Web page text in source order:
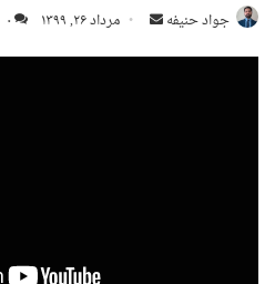
جواد حنیفه
ارسالمرداد ۲۶, ۱۳۹۹ ۰